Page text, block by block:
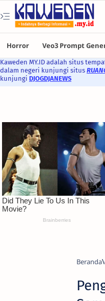
Kaweden MY.ID adalah situs
dalam negeri kunjungi situs
kunjungi DJOGDJANEWS
Beranda